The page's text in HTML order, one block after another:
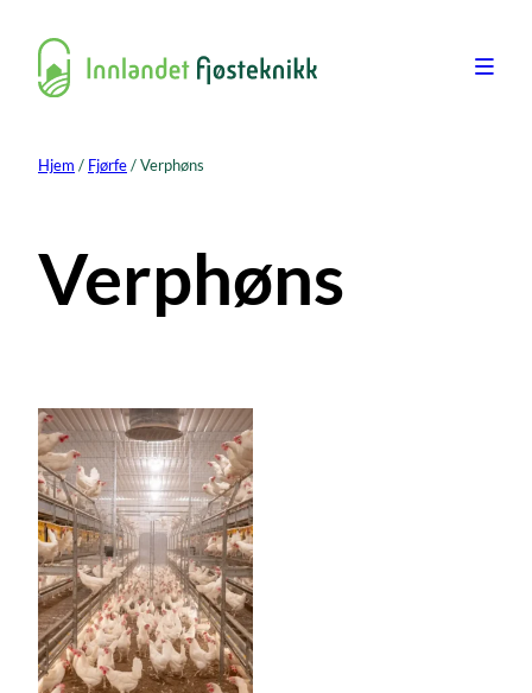
innhold
Hjem / Fjørfe/ Verphøns
Verphøns